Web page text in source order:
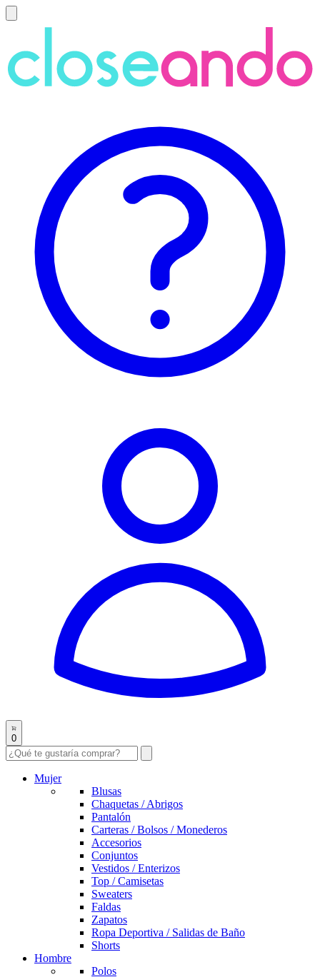
0
Mujer
Blusas
Chaquetas / Abrigos
Pantalón
Carteras / Bolsos / Monederos
Accesorios
Conjuntos
Vestidos / Enterizos
Top / Camisetas
Sweaters
Faldas
Zapatos
Ropa Deportiva / Salidas de Baño
Shorts
Hombre
Polos